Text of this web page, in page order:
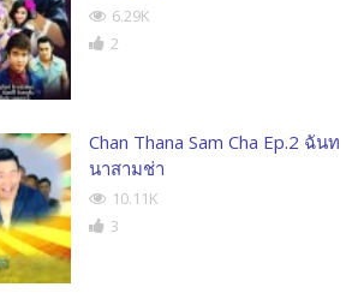
6.29K
2
Chan Thana Sam Cha Ep.2 ฉันท
นาสามช่า
10.11K
3